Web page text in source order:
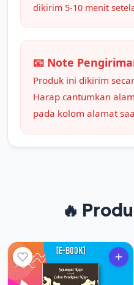
dikirim 5-10 menit
📧 Note
Produk ini dikirim
Harap cantumkan
pada kolom alamat
🔥